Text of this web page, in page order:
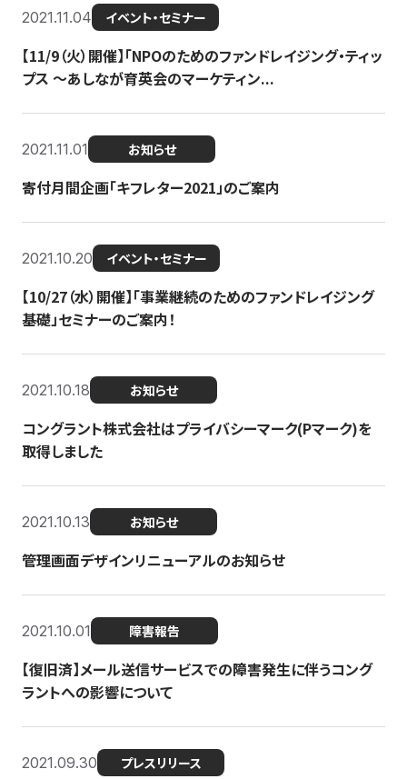
2021.11.04 イベント・セミナー
【11/9（火）開催】「NPOのためのファンドレイジング・ティッ
プス 〜あしなが育英会のマーケティン...
2021.11.01 お知らせ
寄付月間企画「キフレター2021」のご案内
2021.10.20 イベント・セミナー
【10/27（水）開催】「事業継続のためのファンドレイジング
基礎」セミナーのご案内！
2021.10.18 お知らせ
コングラント株式会社はプライバシーマーク(Pマーク)を
取得しました
2021.10.13 お知らせ
管理画面デザインリニューアルのお知らせ
2021.10.01 障害報告
【復旧済】メール送信サービスでの障害発生に伴うコング
ラントへの影響について
2021.09.30 プレスリリース